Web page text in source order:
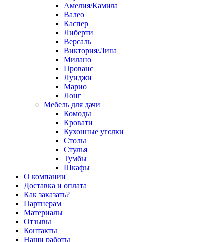
Амелия/Камила
Валео
Каспер
Либерти
Версаль
Виктория/Лина
Милано
Прованс
Луиджи
Марио
Лонг
Мебель для дачи
Комоды
Кровати
Кухонные уголки
Столы
Стулья
Тумбы
Шкафы
О компании
Доставка и оплата
Как заказать?
Партнерам
Материалы
Отзывы
Контакты
Наши работы